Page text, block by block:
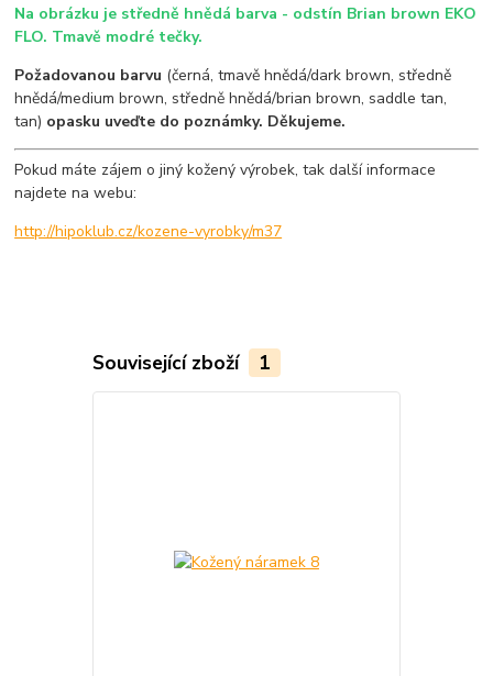
Na obrázku je středně hnědá barva - odstín Brian brown EKO
FLO. Tmavě modré tečky.
Požadovanou barvu (černá, tmavě hnědá/dark brown, středně
hnědá/medium brown, středně hnědá/brian brown, saddle tan,
tan) opasku uveďte do poznámky. Děkujeme.
Pokud máte zájem o jiný kožený výrobek, tak další informace
najdete na webu:
http://hipoklub.cz/kozene-vyrobky/m37
Související zboží 1